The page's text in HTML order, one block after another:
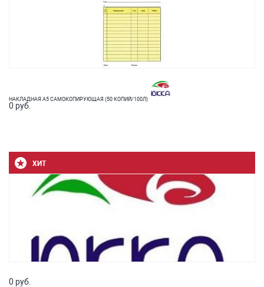
НАКЛАДНАЯ А5 САМОКОПИРУЮЩАЯ (50 КОПИЙ/100Л)
0 руб.
ХИТ
0 руб.